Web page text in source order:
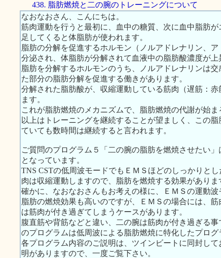
438. 脂肪燃焼と二の腕のトレーニングについて
なおなおさん、こんにちは。
筋肉運動を行うと最初に、血中の糖質、次に血中脂肪
足してくると体脂肪が使われます。
脂肪の分解を促進するホルモン（ノルアドレナリン、
分泌され、体脂肪が分解されて血液中の脂肪酸濃度が上
脂肪を分解するホルモンのうち、ノルアドレナリンは
た部分の脂肪分解を促進する働きがあります。
分解された脂肪酸が、収縮運動している筋肉（遅筋：
ます。
これが脂肪燃焼のメカニズムで、脂肪燃焼の代謝が始
以上はトレーニングを継続することが望ましく、この
ていても数時間は継続すると言われます。
ご質問のプログラム５「二の腕の脂肪を燃焼させたい
となっています。
TNS CSTの低周波モードでもＥＭＳほどのしっかりと
肉は収縮運動しますので、脂肪を燃焼する効果がありま
確かに、なおなおさんもお考えの様に、ＥＭＳの運動
脂肪の燃焼効果も高いのですが、ＥＭＳの場合には、
は筋肉が付き過ぎてしまうケースがあります。
腹直筋や背筋などと違い、二の腕は筋肉が付き過ぎる
のプログラムは低周波による脂肪燃焼に特化したプロ
各プログラム内容のご説明は、ツインビートに同封し
明がありますので、一度ご覧下さい。